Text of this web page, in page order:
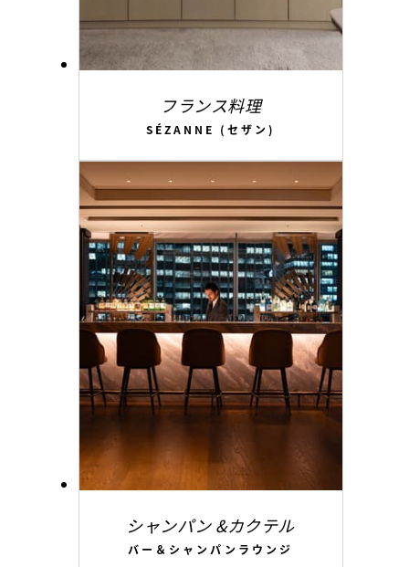
フランス料理
SÉZANNE (セザン)
シャンパン &カクテル
バー＆シャンパンラウンジ